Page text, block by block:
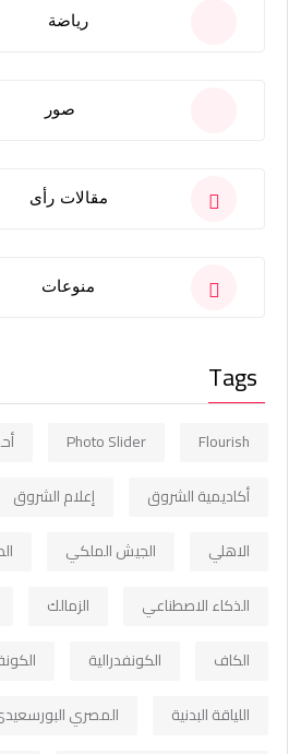
رياضة
صور
مقالات رأى
منوعات
Tags
Flourish
Photo Slider
أكاديمية الشروق
إعلام الشروق
الاهلي
الجيش الملكي
الذكاء الاصطناعي
الزمالك
الكاف
الكونفدرالية
اللياقة البدنية
المصري